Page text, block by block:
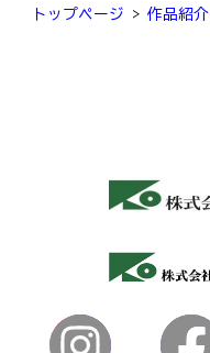
トップページ > 作品紹介